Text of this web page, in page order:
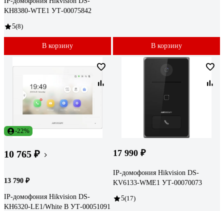
KH8380-WTE1 УТ-00075842
5(8)
В корзину В корзину
-22%
10 765 ₽
13 790 ₽
IP-домофония Hikvision DS-
KH6320-LE1/White B УТ-00051091
17 990 ₽
IP-домофония Hikvision DS-
KV6133-WME1 УТ-00070073
5(17)